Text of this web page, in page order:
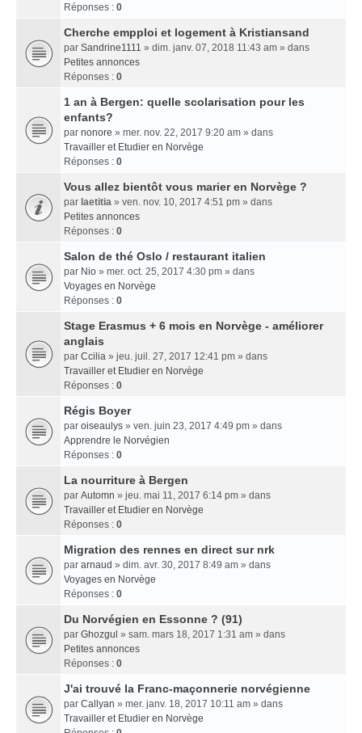
Réponses : 0
Cherche empploi et logement à Kristiansand
par Sandrine1111 » dim. janv. 07, 2018 11:43 am » dans
Petites annonces
Réponses : 0
1 an à Bergen: quelle scolarisation pour les
enfants?
par nonore » mer. nov. 22, 2017 9:20 am » dans
Travailler et Etudier en Norvège
Réponses : 0
Vous allez bientôt vous marier en Norvège ?
par laetitia » ven. nov. 10, 2017 4:51 pm » dans
Petites annonces
Réponses : 0
Salon de thé Oslo / restaurant italien
par Nio » mer. oct. 25, 2017 4:30 pm » dans
Voyages en Norvège
Réponses : 0
Stage Erasmus + 6 mois en Norvège - améliorer
anglais
par Ccilia » jeu. juil. 27, 2017 12:41 pm » dans
Travailler et Etudier en Norvège
Réponses : 0
Régis Boyer
par oiseaulys » ven. juin 23, 2017 4:49 pm » dans
Apprendre le Norvégien
Réponses : 0
La nourriture à Bergen
par Automn » jeu. mai 11, 2017 6:14 pm » dans
Travailler et Etudier en Norvège
Réponses : 0
Migration des rennes en direct sur nrk
par arnaud » dim. avr. 30, 2017 8:49 am » dans
Voyages en Norvège
Réponses : 0
Du Norvégien en Essonne ? (91)
par Ghozgul » sam. mars 18, 2017 1:31 am » dans
Petites annonces
Réponses : 0
J'ai trouvé la Franc-maçonnerie norvégienne
par Callyan » mer. janv. 18, 2017 10:11 am » dans
Travailler et Etudier en Norvège